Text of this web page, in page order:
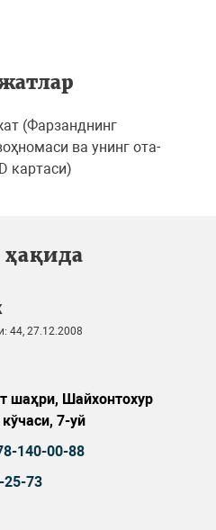
(Фарзанднинг
ва унинг ота-
картаси)
44, 27.12.2008
шаҳри, Шайхонтохур
7-уй
140-00-88
25-73